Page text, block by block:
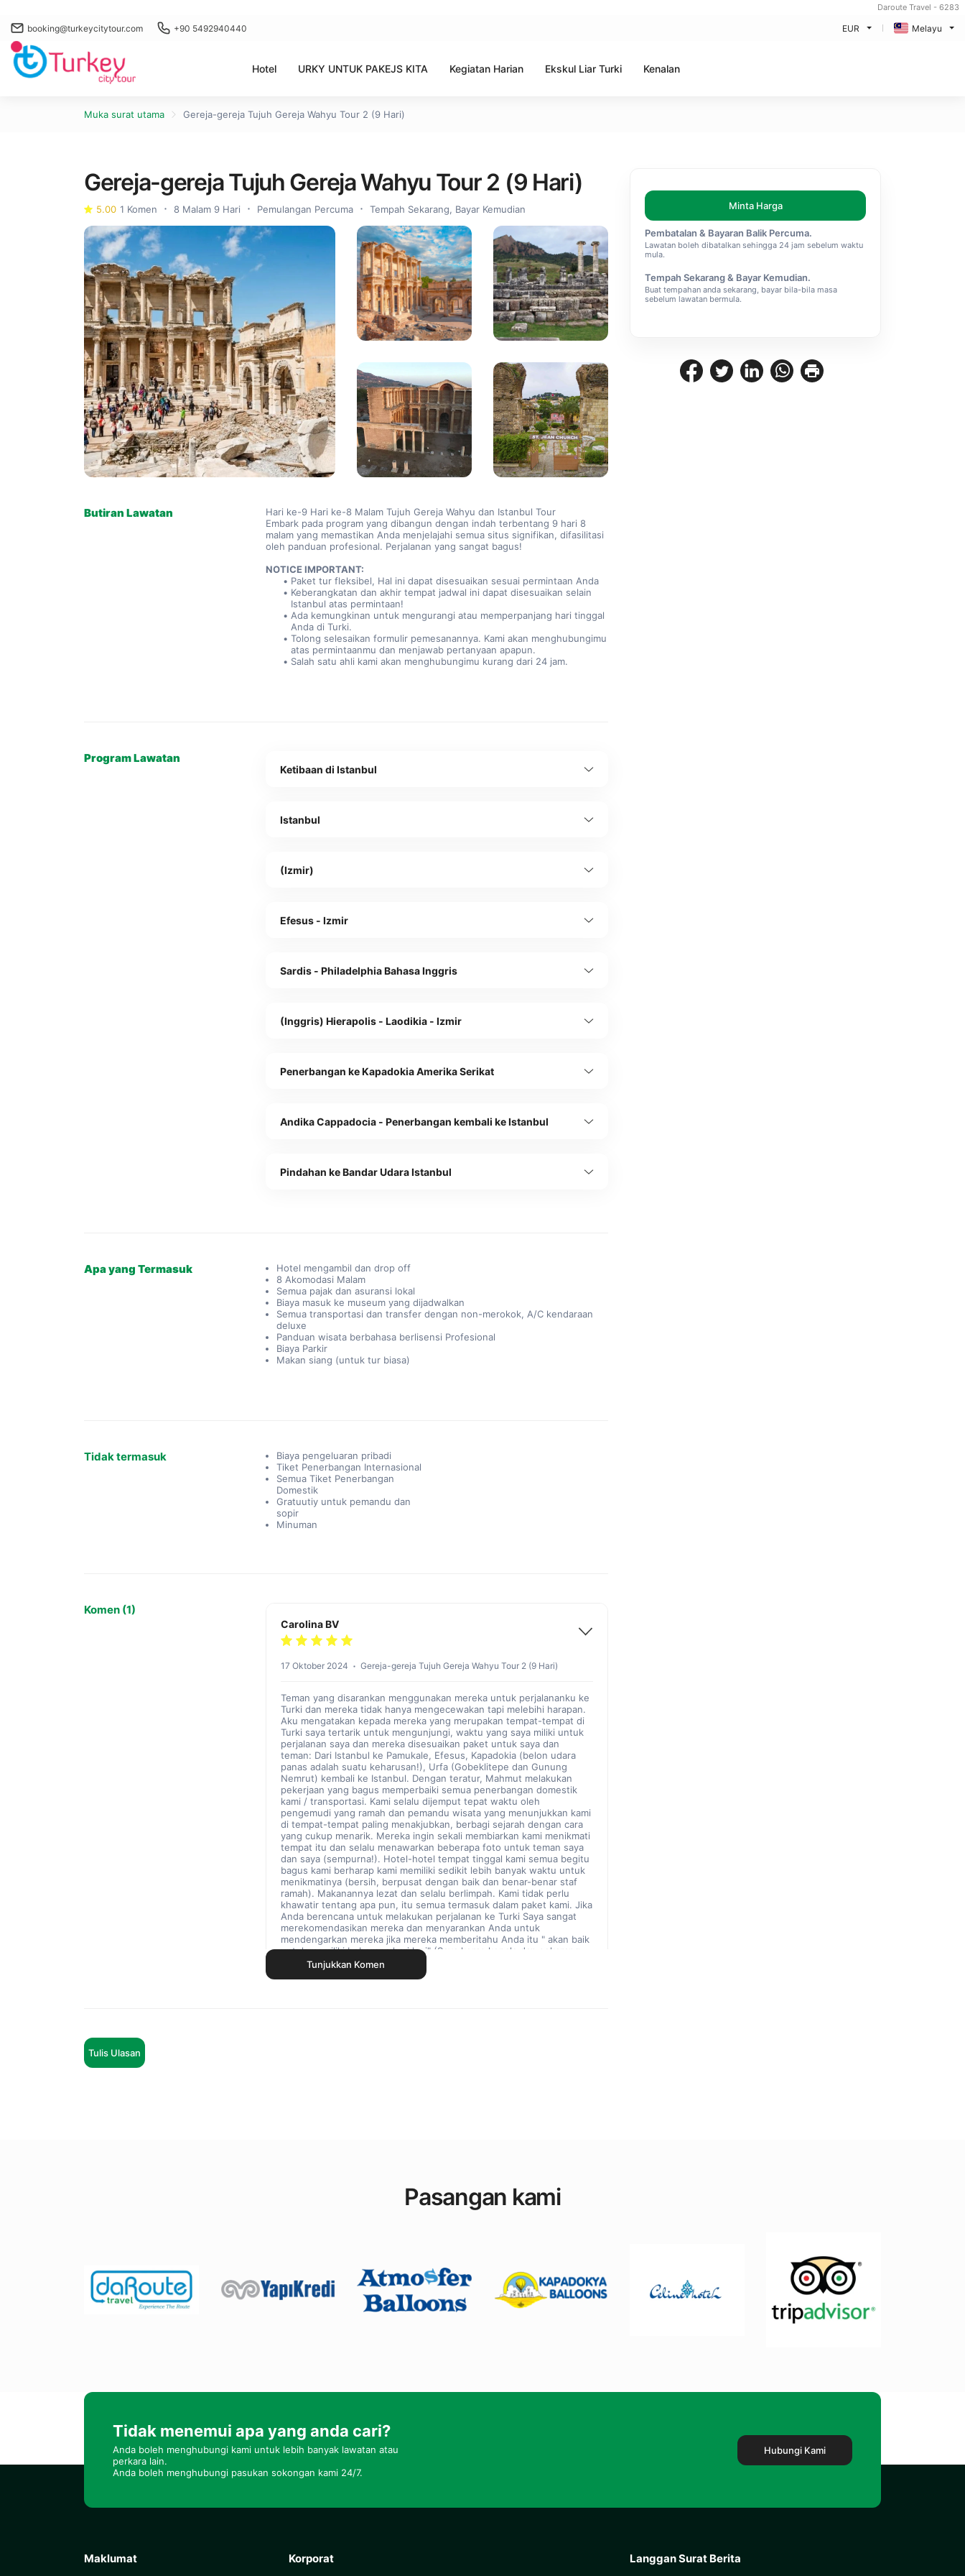
Daroute Travel - 6283
booking@turkeycitytour.com +90 5492940440 EUR Melayu
Hotel URKY UNTUK PAKEJS KITA Kegiatan Harian Ekskul Liar Turki Kenalan
Muka surat utama Gereja-gereja Tujuh Gereja Wahyu Tour 2 (9 Hari)
Gereja-gereja Tujuh Gereja Wahyu Tour 2 (9 Hari)
5.00 1 Komen 8 Malam 9 Hari Pemulangan Percuma Tempah Sekarang, Bayar Kemudian
Butiran Lawatan
Hari ke-9 Hari ke-8 Malam Tujuh Gereja Wahyu dan Istanbul Tour
Embark pada program yang dibangun dengan indah terbentang 9 hari 8
malam yang memastikan Anda menjelajahi semua situs signifikan, difasilitasi
oleh panduan profesional. Perjalanan yang sangat bagus!
NOTICE IMPORTANT:
Paket tur fleksibel, Hal ini dapat disesuaikan sesuai permintaan Anda
Keberangkatan dan akhir tempat jadwal ini dapat disesuaikan selain
Istanbul atas permintaan!
Ada kemungkinan untuk mengurangi atau memperpanjang hari tinggal
Anda di Turki.
Tolong selesaikan formulir pemesanannya. Kami akan menghubungimu
atas permintaanmu dan menjawab pertanyaan apapun.
Salah satu ahli kami akan menghubungimu kurang dari 24 jam.
Program Lawatan
Ketibaan di Istanbul
Istanbul
(Izmir)
Efesus - Izmir
Sardis - Philadelphia Bahasa Inggris
(Inggris) Hierapolis - Laodikia - Izmir
Penerbangan ke Kapadokia Amerika Serikat
Andika Cappadocia - Penerbangan kembali ke Istanbul
Pindahan ke Bandar Udara Istanbul
Apa yang Termasuk
Hotel mengambil dan drop off
8 Akomodasi Malam
Semua pajak dan asuransi lokal
Biaya masuk ke museum yang dijadwalkan
Semua transportasi dan transfer dengan non-merokok, A/C kendaraan
deluxe
Panduan wisata berbahasa berlisensi Profesional
Biaya Parkir
Makan siang (untuk tur biasa)
Tidak termasuk
Biaya pengeluaran pribadi
Tiket Penerbangan Internasional
Semua Tiket Penerbangan
Domestik
Gratuutiy untuk pemandu dan
sopir
Minuman
Komen (1)
Carolina BV
17 Oktober 2024 Gereja-gereja Tujuh Gereja Wahyu Tour 2 (9 Hari)
Teman yang disarankan menggunakan mereka untuk perjalananku ke
Turki dan mereka tidak hanya mengecewakan tapi melebihi harapan.
Aku mengatakan kepada mereka yang merupakan tempat-tempat di
Turki saya tertarik untuk mengunjungi, waktu yang saya miliki untuk
perjalanan saya dan mereka disesuaikan paket untuk saya dan
teman: Dari Istanbul ke Pamukale, Efesus, Kapadokia (belon udara
panas adalah suatu keharusan!), Urfa (Gobeklitepe dan Gunung
Nemrut) kembali ke Istanbul. Dengan teratur, Mahmut melakukan
pekerjaan yang bagus memperbaiki semua penerbangan domestik
kami / transportasi. Kami selalu dijemput tepat waktu oleh
pengemudi yang ramah dan pemandu wisata yang menunjukkan kami
di tempat-tempat paling menakjubkan, berbagi sejarah dengan cara
yang cukup menarik. Mereka ingin sekali membiarkan kami menikmati
tempat itu dan selalu menawarkan beberapa foto untuk teman saya
dan saya (sempurna!). Hotel-hotel tempat tinggal kami semua begitu
bagus kami berharap kami memiliki sedikit lebih banyak waktu untuk
menikmatinya (bersih, berpusat dengan baik dan benar-benar staf
ramah). Makanannya lezat dan selalu berlimpah. Kami tidak perlu
khawatir tentang apa pun, itu semua termasuk dalam paket kami. Jika
Anda berencana untuk melakukan perjalanan ke Turki Saya sangat
merekomendasikan mereka dan menyarankan Anda untuk
mendengarkan mereka jika mereka memberitahu Anda itu " akan baik
untuk memiliki beberapa hari lagi" (Saya keras kepala dan sekarang
saya berharap saya telah memberikan diri saya lebih dari 9 hari.
Banyak yang harus dilihat!). Kau punya liburan di mana kau tidak akan
Tunjukkan Komen
Tulis Ulasan
Minta Harga
Pembatalan & Bayaran Balik Percuma.
Lawatan boleh dibatalkan sehingga 24 jam sebelum waktu
mula.
Tempah Sekarang & Bayar Kemudian.
Buat tempahan anda sekarang, bayar bila-bila masa
sebelum lawatan bermula.
Pasangan kami
Tidak menemui apa yang anda cari?
Anda boleh menghubungi kami untuk lebih banyak lawatan atau
perkara lain.
Anda boleh menghubungi pasukan sokongan kami 24/7.
Hubungi Kami
Maklumat Korporat Langgan Surat Berita